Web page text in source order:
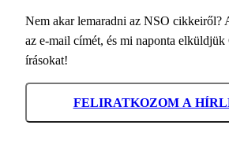
Nem akar lemaradni az NSO cikkeiről?
az e-mail címét, és mi naponta
írásokat!
FELIRATKOZOM A